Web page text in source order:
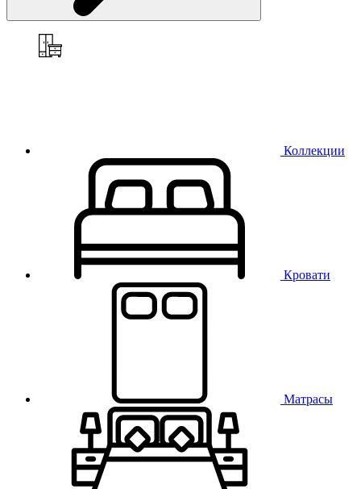
Коллекции
Кровати
Матрасы